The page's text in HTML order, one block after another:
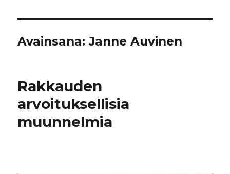
Avainsana:Janne Auvinen
Rakkauden
arvoituksellisia
muunnelmia